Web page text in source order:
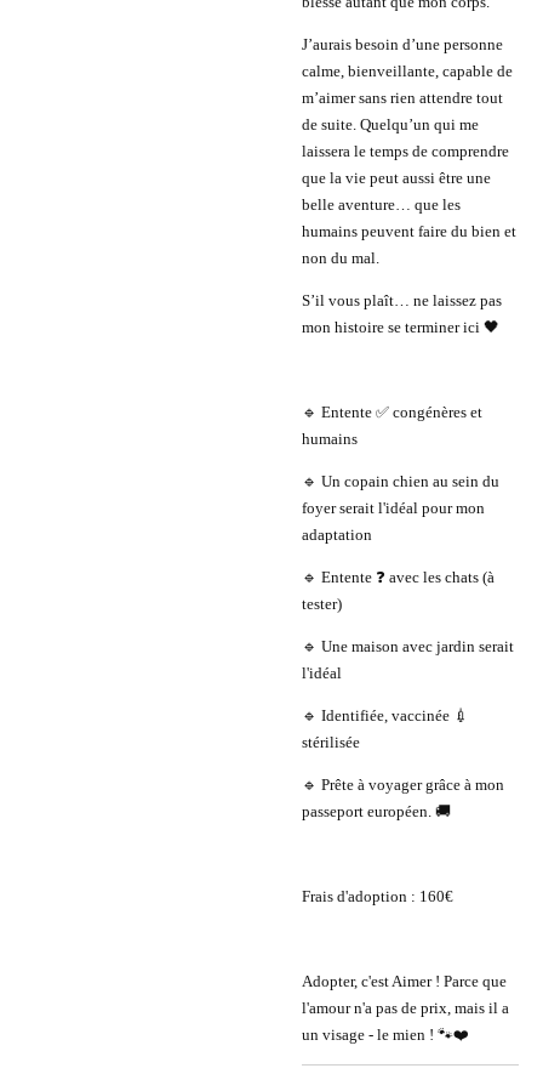
J’aurais besoin d’une personne
calme, bienveillante, capable de
m’aimer sans rien attendre tout
de suite. Quelqu’un qui me
laissera le temps de comprendre
que la vie peut aussi être une
belle aventure… que les
humains peuvent faire du bien et
non du mal.
S’il vous plaît… ne laissez pas
mon histoire se terminer ici 🖤
🔹 Entente ✅ congénères et
humains
🔹 Un copain chien au sein du
foyer serait l'idéal pour mon
adaptation
🔹 Entente ❓ avec les chats (à
tester)
🔹 Une maison avec jardin serait
l'idéal
🔹 Identifiée, vaccinée 💉
stérilisée
🔹 Prête à voyager grâce à mon
passeport européen. 🚚
Frais d'adoption : 160€
Adopter, c'est Aimer ! Parce que
l'amour n'a pas de prix, mais il a
un visage - le mien ! 🐾❤️